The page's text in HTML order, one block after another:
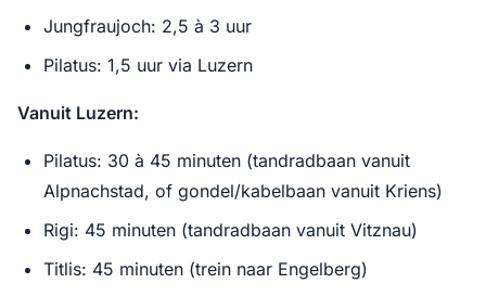
Jungfraujoch: 2,5 à 3 uur
Pilatus: 1,5 uur via Luzern
Vanuit Luzern:
Pilatus: 30 à 45 minuten (tandradbaan vanuit
Alpnachstad, of gondel/kabelbaan vanuit Kriens)
Rigi: 45 minuten (tandradbaan vanuit Vitznau)
Titlis: 45 minuten (trein naar Engelberg)